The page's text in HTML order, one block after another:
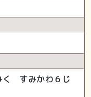
く すみかわ６じ